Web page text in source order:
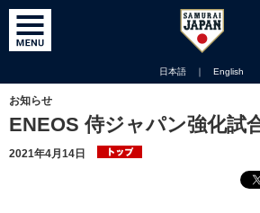
日本語 ｜ English
お知らせ
ENEOS 侍ジャパン強化試
2021年4月14日